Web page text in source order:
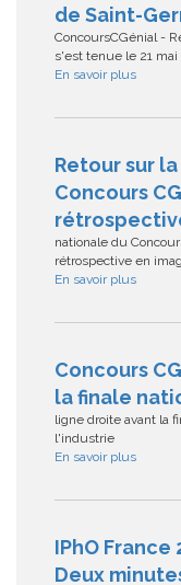
de Saint-
ConcoursCGénial -
s'est tenue le 21 mai
En savoir plus
Retour sur
Concours
nationale du
rétrospective en
En savoir plus
Concours
la finale
ligne droite avant la
l'industrie
En savoir plus
IPhO France
Deux